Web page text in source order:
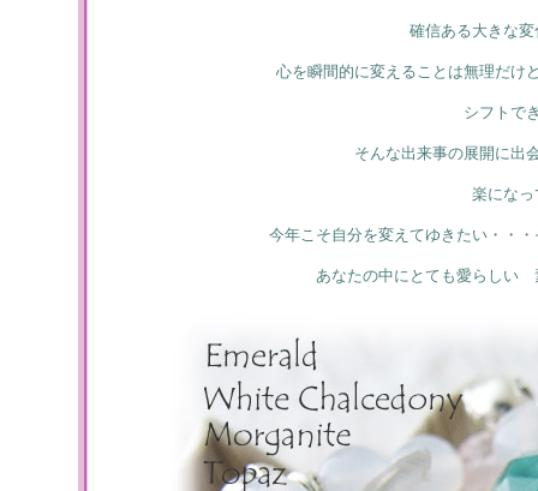
確信ある大きな
心を瞬間的に変えることは無理だ
シフトで
そんな出来事の展開に
楽にな
今年こそ自分を変えてゆきたい・・
あなたの中にとても愛らしい